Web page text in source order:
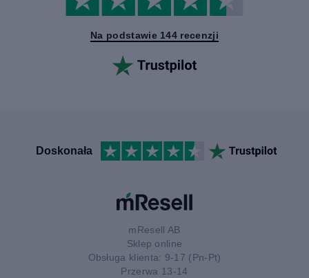
Na podstawie 144 recenzji
Doskonała
mResell AB
Sklep online
Obsługa klienta: 9-17 (Pn-Pt)
Przerwa 13-14